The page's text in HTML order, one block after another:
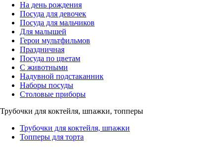
На день рождения
Посуда для девочек
Посуда для мальчиков
Для малышей
Герои мультфильмов
Праздничная
Посуда по цветам
С животными
Надувной подстаканник
Наборы посуды
Столовые приборы
Трубочки для коктейля, шпажки, топперы
Трубочки для коктейля, шпажки
Топперы для торта